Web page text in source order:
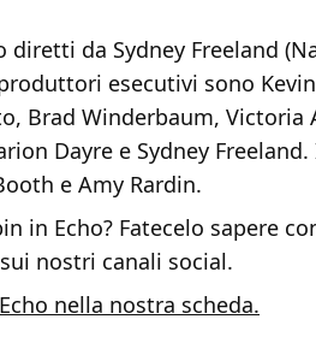
da Sydney Freeland
esecutivi sono
Brad Winderbaum, Victoria
Dayre e Sydney
e Amy Rardin.
in Echo? Fatecelo sapere
nostri canali social.
nella nostra scheda.